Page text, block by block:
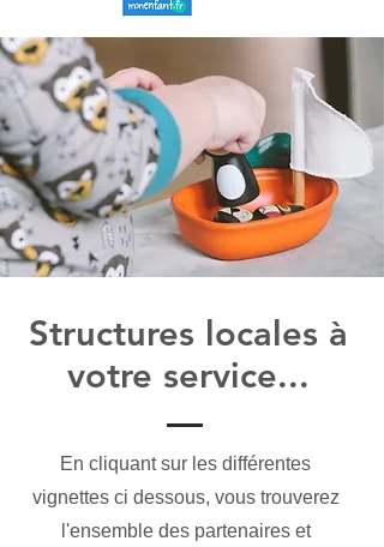
Structures locales à
votre service...
En cliquant sur les différentes
vignettes ci dessous, vous trouverez
l'ensemble des partenaires et